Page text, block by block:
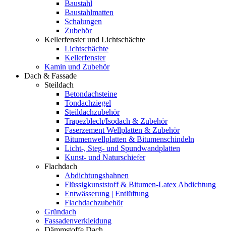
Baustahl
Baustahlmatten
Schalungen
Zubehör
Kellerfenster und Lichtschächte
Lichtschächte
Kellerfenster
Kamin und Zubehör
Dach & Fassade
Steildach
Betondachsteine
Tondachziegel
Steildachzubehör
Trapezblech/Isodach & Zubehör
Faserzement Wellplatten & Zubehör
Bitumenwellplatten & Bitumenschindeln
Licht-, Steg- und Spundwandplatten
Kunst- und Naturschiefer
Flachdach
Abdichtungsbahnen
Flüssigkunststoff & Bitumen-Latex Abdichtung
Entwässerung | Entlüftung
Flachdachzubehör
Gründach
Fassadenverkleidung